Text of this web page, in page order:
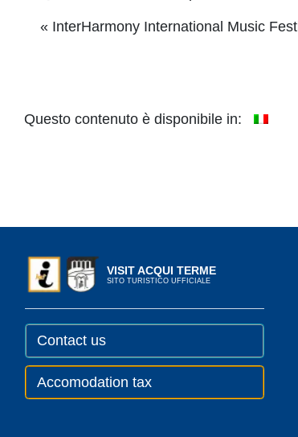
Event
« InterHarmony International Music
Questo contenuto è disponibile in:
VISIT ACQUI TERME
SITO TURISTICO UFFICIALE
Contact us
Accomodation tax